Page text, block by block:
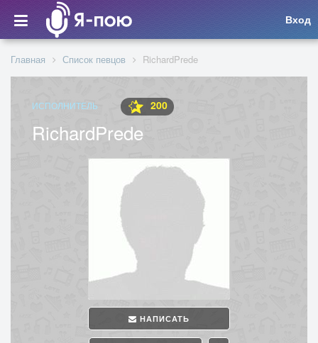
Вход
Главная Список певцов RichardPrede
ИСПОЛНИТЕЛЬ 200
RichardPrede
НАПИСАТЬ